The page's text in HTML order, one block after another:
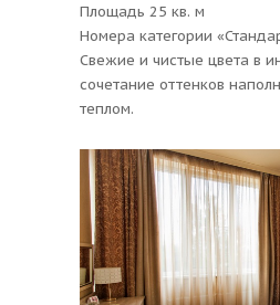
Площадь 25 кв. м
Номера категории
Свежие и чистые цвета в
сочетание оттенков
теплом.